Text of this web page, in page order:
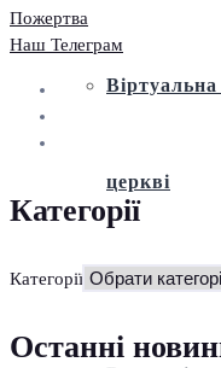
Віртуальна
церкві
Історія
Пожертва
Наш Телеграм
Категорії
Категорії
Останні